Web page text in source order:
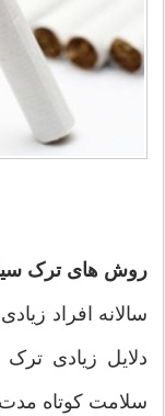
روش های ترک
سالانه افراد
دلایل زیادی
سلامت کوتاه